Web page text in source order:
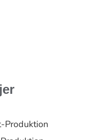
Produktion